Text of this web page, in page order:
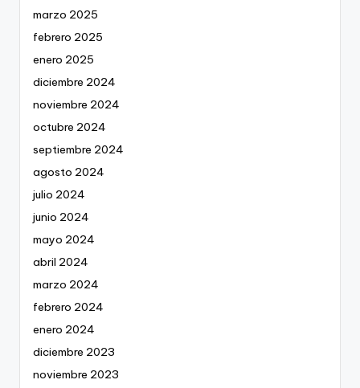
marzo 2025
febrero 2025
enero 2025
diciembre 2024
noviembre 2024
octubre 2024
septiembre 2024
agosto 2024
julio 2024
junio 2024
mayo 2024
abril 2024
marzo 2024
febrero 2024
enero 2024
diciembre 2023
noviembre 2023